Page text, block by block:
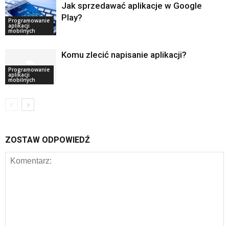
Programowanie
aplikacji
mobilnych
Jak sprzedawać aplikacje w Google
Play?
Programowanie
aplikacji
mobilnych
Komu zlecić napisanie aplikacji?
ZOSTAW ODPOWIEDŹ